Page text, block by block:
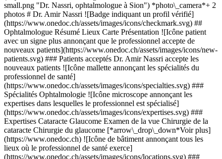
small.png "Dr. Nassri, ophtalmologue à Sion") *photo\_camera*+ 2
photos # Dr. Amir Nassri ![Badge indiquant un profil vérifié]
(https://www.onedoc.ch/assets/images/icons/checkmark.svg) ##
Ophtalmologue Résumé Lieux Carte Présentation ![Icône patient
avec un signe plus annonçant que le professionnel accepte de
nouveaux patients](https://www.onedoc.ch/assets/images/icons/new-
patients.svg) ### Patients acceptés Dr. Amir Nassri accepte les
nouveaux patients ![Icône mallette annonçant les spécialités du
professionnel de santé]
(https://www.onedoc.ch/assets/images/icons/specialties.svg) ###
Spécialités Ophtalmologie ![Icône microscope annonçant les
expertises dans lesquelles le professionnel est spécialisé]
(https://www.onedoc.ch/assets/images/icons/expertises.svg) ###
Expertises Cataracte Glaucome Examen de la vue Chirurgie de la
cataracte Chirurgie du glaucome [*arrow\_drop\_down*Voir plus]
(https://www.onedoc.ch) ![Icône de bâtiment annonçant tous les
lieux où le professionnel de santé exerce]
(https://www.onedoc.ch/assets/images/icons/locations.svg) ###